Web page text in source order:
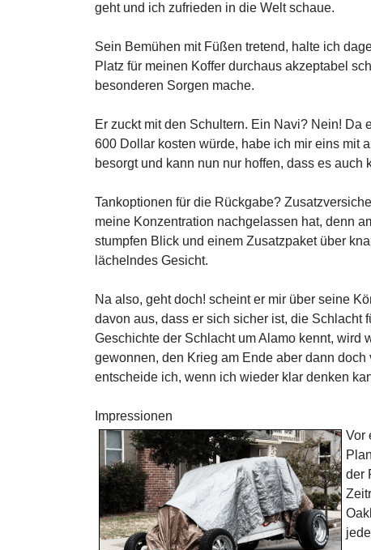
geht und ich zufrieden in die Welt schaue.
Sein Bemühen mit Füßen tretend, halte ich
Platz für meinen Koffer durchaus akzeptabel
besonderen Sorgen mache.
Er zuckt mit den Schultern. Ein Navi? Nein! Da
600 Dollar kosten würde, habe ich mir eins mit
besorgt und kann nun nur hoffen, dass es auch
Tankoptionen für die Rückgabe?
meine Konzentration nachgelassen hat, denn
stumpfen Blick und einem Zusatzpaket über
lächelndes Gesicht.
Na also, geht doch! scheint er mir über seine
davon aus, dass er sich sicher ist, die Schlacht
Geschichte der Schlacht um Alamo kennt,
gewonnen, den Krieg am Ende aber dann
entscheide ich, wenn ich wieder klar denken
Impressionen
Vor
der